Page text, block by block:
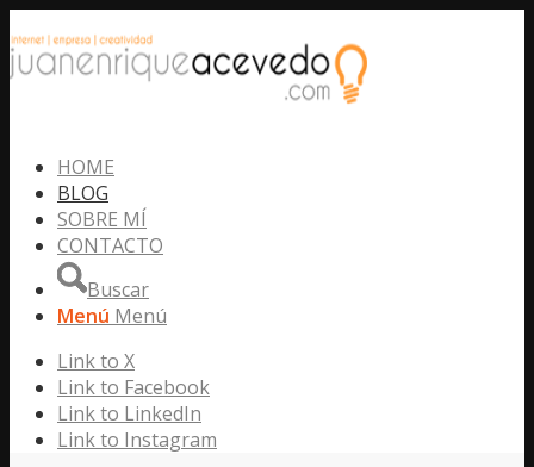
HOME
BLOG
SOBRE MÍ
CONTACTO
Buscar
Menú Menú
Link to X
Link to Facebook
Link to LinkedIn
Link to Instagram